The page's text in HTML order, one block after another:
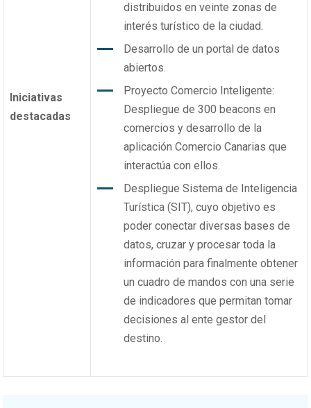
Iniciativas
destacadas
distribuidos en veinte zonas de
interés turístico de la ciudad.
Desarrollo de un portal de datos
abiertos.
Proyecto Comercio Inteligente:
Despliegue de 300 beacons en
comercios y desarrollo de la
aplicación Comercio Canarias que
interactúa con ellos.
Despliegue Sistema de Inteligencia
Turística (SIT), cuyo objetivo es
poder conectar diversas bases de
datos, cruzar y procesar toda la
información para finalmente obtener
un cuadro de mandos con una serie
de indicadores que permitan tomar
decisiones al ente gestor del
destino.